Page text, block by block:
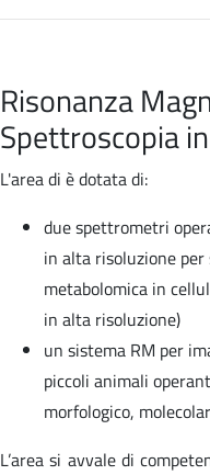
Risonanza
Spettroscopia
L'area di è dotata di:
due spettrometri
in alta risoluzione
metabolomica in
in alta risoluzione)
un sistema RM per
piccoli animali
morfologico,
L’area si avvale di